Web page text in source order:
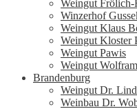
Weingut Frölich-
Winzerhof
Weingut Klaus
Weingut Kloster
Weingut Pawis
Weingut
Brandenburg
Weingut Dr.
Weinbau Dr.